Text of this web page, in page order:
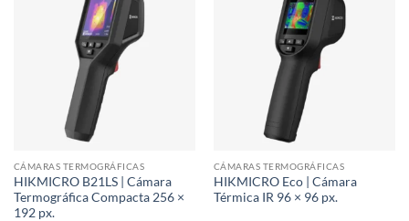
CÁMARAS TERMOGRÁFICAS
HIKMICRO B21LS | Cámara
Termográfica Compacta 256 ×
192 px.
CÁMARAS TERMOGRÁFICAS
HIKMICRO Eco | Cámara
Térmica IR 96 × 96 px.